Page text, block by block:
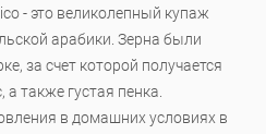
- это великолепный купаж
арабики. Зерна были
за счет которой получается
также густая пенка.
в домашних условиях в